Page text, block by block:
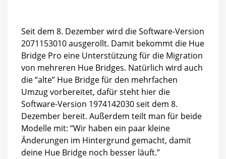
Seit dem 8. Dezember wird die Software-Version
2071153010 ausgerollt. Damit bekommt die Hue
Bridge Pro eine Unterstützung für die Migration
von mehreren Hue Bridges. Natürlich wird auch
die “alte” Hue Bridge für den mehrfachen
Umzug vorbereitet, dafür steht hier die
Software-Version 1974142030 seit dem 8.
Dezember bereit. Außerdem teilt man für beide
Modelle mit: “Wir haben ein paar kleine
Änderungen im Hintergrund gemacht, damit
deine Hue Bridge noch besser läuft.”